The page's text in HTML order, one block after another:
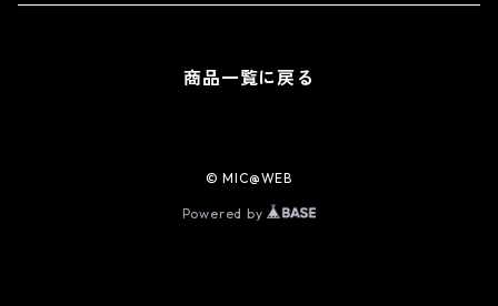
iPhone 13 Pro専用ケース
商品一覧に戻る
© MIC@WEB
Powered by